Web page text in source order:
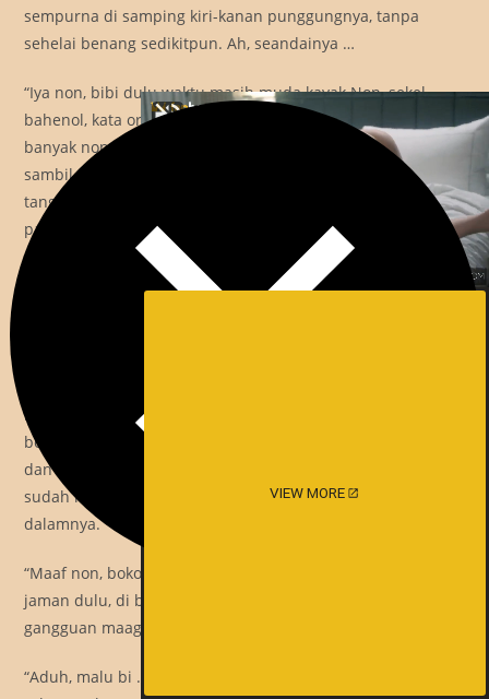
sempurna di samping kiri-kanan punggungnya, tanpa
sehelai benang sedikitpun. Ah, seandainya …
“Iya non, bibi dulu waktu masih muda kayak Non, sekel,
bahenol, kata orang dulu. Yang ngantri mau kawinin bibi
banyak non, sampai pak Kades segala,” asal ku bercerita
sambil memijat punggung sempurna coklat sawo itu.
tanganku bergerak ke arah pinggang, mendekati puncak
pantat yang padat itu. Celana dalam hitamnya telihat
mengintip di balik dasternya. Keliatan garis rendanya yang
berlubang-lubang kecil. Aku mulai kegerahan dengan
kepayahan menahan berat tubuhnya. Aku pun semakin
bersemangat cerita, tidak lain agar Tina bisa lebih relax
dan tanganku bisa menjelajah lebih jauh. Kali ini tanganku
sudah memijat pangkal pantat, tepat diatas tali celana
dalamnya.
“Maaf non, bokongnya mau dipijat tidak? kata orang-orang
jaman dulu, di bokong itu ada titik-titik refleksi untuk
gangguan maag, ginjal dan hati,” kataku ngawur.
“Aduh, malu bi ….”
VIEW MORE